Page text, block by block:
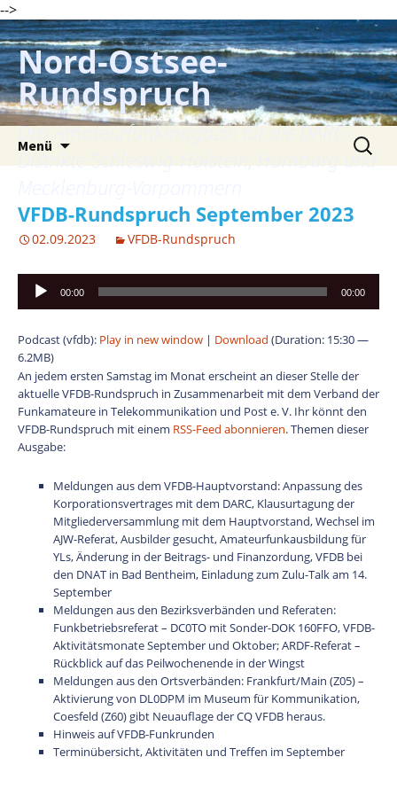
-->
Zum
Inhalt
springen
Nord-Ostsee-
Rundspruch
Das Amateurfunkmagazin für die DARC-
Distrikte Schleswig-Holstein, Hamburg und
Menü
Suchen
nach:
VFDB-Rundspruch September 2023
02.09.2023 VFDB-Rundspruch
Audio-
Player
00:00 00:00
Podcast (vfdb): Play in new window | Download (Duration: 15:30 —
6.2MB)
An jedem ersten Samstag im Monat erscheint an dieser Stelle der
aktuelle VFDB-Rundspruch in Zusammenarbeit mit dem Verband der
Funkamateure in Telekommunikation und Post e. V. Ihr könnt den
VFDB-Rundspruch mit einem RSS-Feed abonnieren. Themen dieser
Ausgabe:
Meldungen aus dem VFDB-Hauptvorstand: Anpassung des
Korporationsvertrages mit dem DARC, Klausurtagung der
Mitgliederversammlung mit dem Hauptvorstand, Wechsel im
AJW-Referat, Ausbilder gesucht, Amateurfunkausbildung für
YLs, Änderung in der Beitrags- und Finanzordung, VFDB bei
den DNAT in Bad Bentheim, Einladung zum Zulu-Talk am 14.
September
Meldungen aus den Bezirksverbänden und Referaten:
Funkbetriebsreferat – DC0TO mit Sonder-DOK 160FFO, VFDB-
Aktivitätsmonate September und Oktober; ARDF-Referat –
Rückblick auf das Peilwochenende in der Wingst
Meldungen aus den Ortsverbänden: Frankfurt/Main (Z05) –
Aktivierung von DL0DPM im Museum für Kommunikation,
Coesfeld (Z60) gibt Neuauflage der CQ VFDB heraus.
Hinweis auf VFDB-Funkrunden
Terminübersicht, Aktivitäten und Treffen im September